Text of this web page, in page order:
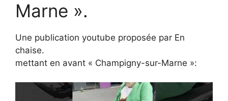
Marne ».
Une publication youtube proposée par En
chaise.
mettant en avant « Champigny-sur-Marne »: